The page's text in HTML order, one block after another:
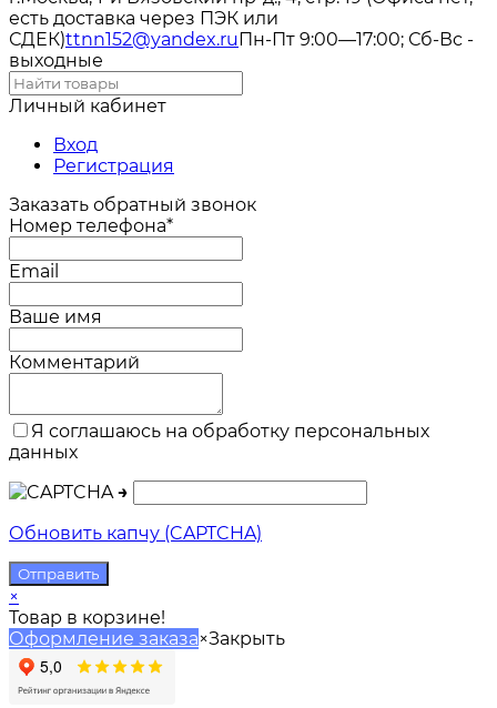
есть доставка через ПЭК или
СДЕК)ttnn152@yandex.ruПн-Пт 9:00—17:00; Сб-Вс -
выходные
Личный кабинет
Вход
Регистрация
Заказать обратный звонок
Номер телефона*
Email
Ваше имя
Комментарий
Я соглашаюсь на обработку персональных
данных
→
Обновить капчу (CAPTCHA)
×
Товар в корзине!
Оформление заказа×Закрыть